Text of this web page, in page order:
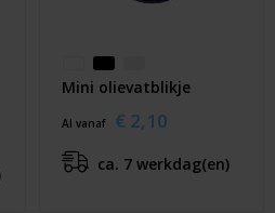
Mini olievatblikje
Al vanaf € 2,10
ca. 7 werkdag(en)